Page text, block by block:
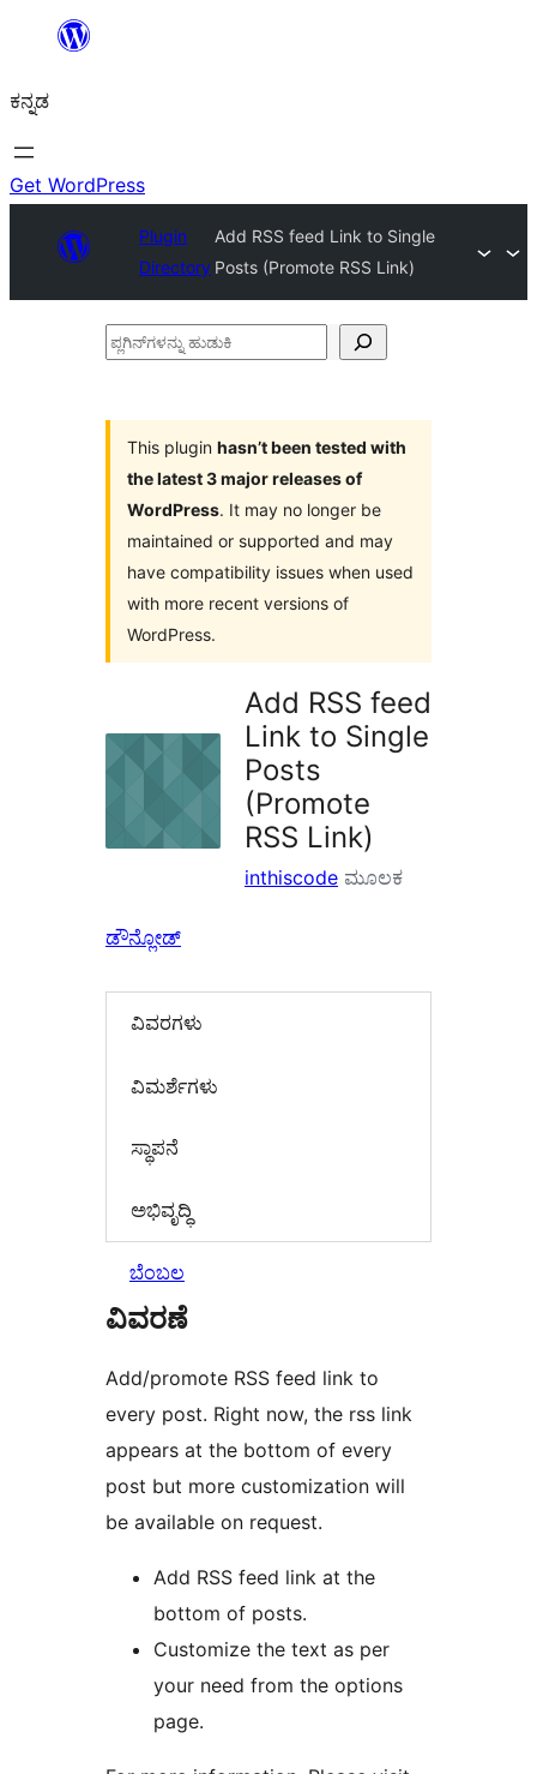
ವಿಷಯಕ್ಕೆ
ಕನ್ನಡ
Get WordPress
Plugin
Directory
Add RSS feed Link to Single
Posts (Promote RSS Link)
ಪ್ಲಗಿನ್‌ಗಳನ್ನು
This plugin hasn’t been tested with
the latest 3 major releases of
WordPress. It may no longer be
maintained or supported and may
have compatibility issues when used
with more recent versions of
WordPress.
Add RSS feed
Link to Single
Posts
(Promote
RSS Link)
inthiscode ಮೂಲಕ
ಡೌನ್ಲೋಡ್
ವಿವರಗಳು
‍ವಿಮರ್ಶೆಗಳು‍
ಸ್ಥಾಪನೆ
ಅಭಿವೃದ್ಧಿ
ಬೆಂಬಲ
ವಿವರಣೆ
Add/promote RSS feed link to
every post. Right now, the rss link
appears at the bottom of every
post but more customization will
be available on request.
Add RSS feed link at the
bottom of posts.
Customize the text as per
your need from the options
page.